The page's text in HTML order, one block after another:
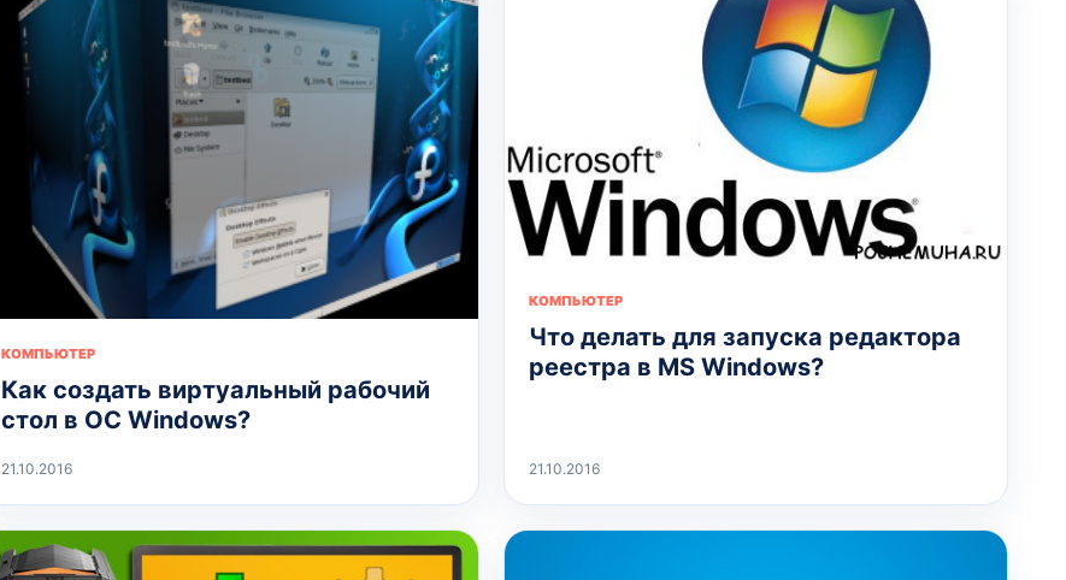
КОМПЬЮТЕР
Как создать виртуальный рабочий
стол в ОС Windows?
21.10.2016
КОМПЬЮТЕР
Что делать для запуска редактора
реестра в MS Windows?
21.10.2016